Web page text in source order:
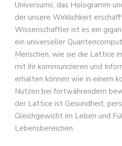
Universums, das Hologramm
der unsere Wirklichkeit
Wissenschaftler ist es ein
ein universeller
Menschen, wie sie die Lattice
mit ihr kommunizieren und
erhalten können wie in einem
Nutzen bei fortwährendem
der Lattice ist Gesundheit,
Gleichgewicht im Leben und
Lebensbereichen.